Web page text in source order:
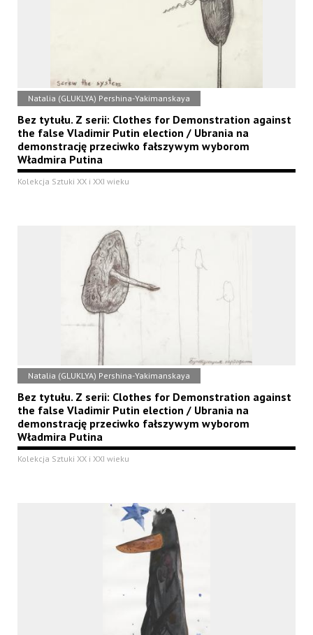
Natalia (GLUKLYA) Pershina-Yakimanskaya
Bez tytułu. Z serii: Clothes for Demonstration against
the false Vladimir Putin election / Ubrania na
demonstrację przeciwko fałszywym wyborom
Władmira Putina
Kolekcja Sztuki XX i XXI wieku
Natalia (GLUKLYA) Pershina-Yakimanskaya
Bez tytułu. Z serii: Clothes for Demonstration against
the false Vladimir Putin election / Ubrania na
demonstrację przeciwko fałszywym wyborom
Władmira Putina
Kolekcja Sztuki XX i XXI wieku